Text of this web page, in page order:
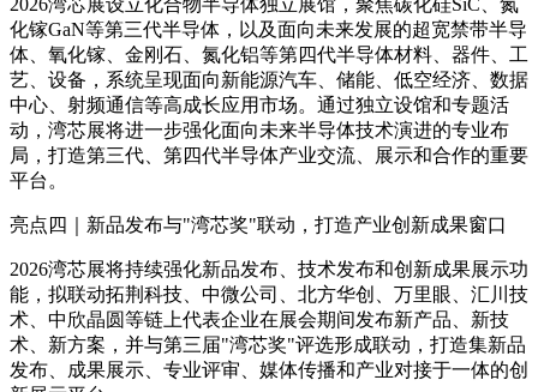
化镓GaN等第三代半导体，以及面向未来发展的超宽禁带半导
体、氧化镓、金刚石、氮化铝等第四代半导体材料、器件、工
艺、设备，系统呈现面向新能源汽车、储能、低空经济、数据
中心、射频通信等高成长应用市场。通过独立设馆和专题活
动，湾芯展将进一步强化面向未来半导体技术演进的专业布
局，打造第三代、第四代半导体产业交流、展示和合作的重要
平台。
亮点四｜新品发布与"湾芯奖"联动，打造产业创新成果窗口
2026湾芯展将持续强化新品发布、技术发布和创新成果展示功
能，拟联动拓荆科技、中微公司、北方华创、万里眼、汇川技
术、中欣晶圆等链上代表企业在展会期间发布新产品、新技
术、新方案，并与第三届"湾芯奖"评选形成联动，打造集新品
发布、成果展示、专业评审、媒体传播和产业对接于一体的创